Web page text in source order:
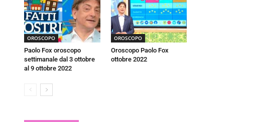
OROSCOPO
Paolo Fox oroscopo
settimanale dal 3 ottobre
al 9 ottobre 2022
OROSCOPO
Oroscopo Paolo Fox
ottobre 2022